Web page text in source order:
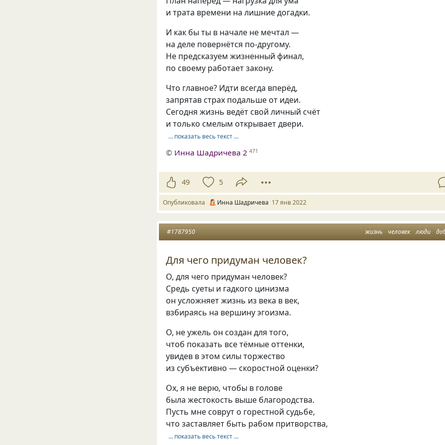
и трата времени на лишние догадки.
И как бы ты в начале не мечтал —
на деле повернётся по-другому.
Не предсказуем жизненный финал,
по своему работает закону.
Что главное? Идти всегда вперёд,
запрятав страх подальше от идеи.
Сегодня жизнь ведёт свой личный счёт
и только смелым открывает двери.
… показать весь текст …
© Инна Шадричева 2 471
49 5
Опубликовала Инна Шадричева 17 янв 2022
жизнь человек люди
#1787950
Для чего придуман человек?
О, для чего придуман человек?
Средь суеты и гадкого цинизма
он усложняет жизнь из века в век,
взбираясь на вершину эгоизма.
О, не ужель он создан для того,
чтоб показать все тёмные оттенки,
увидев в этом силы торжество
из субъективно — скоростной оценки?
Ох, я не верю, чтобы в голове
была жестокость выше благородства.
Пусть мне соврут о горестной судьбе,
что заставляет быть рабом притворства,
… показать весь текст …